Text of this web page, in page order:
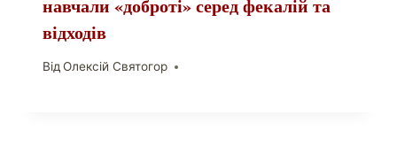
навчали «доброті» серед фекалій та
відходів
Від Олексій Святогор